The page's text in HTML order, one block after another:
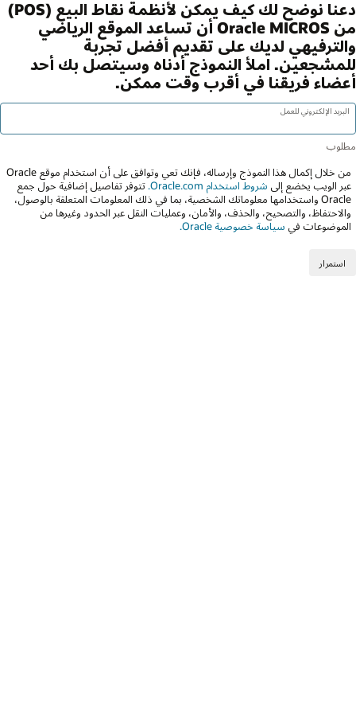
دعنا نوضح لك كيف يمكن لأنظمة نقاط البيع (POS)
من Oracle MICROS أن تساعد الموقع الرياضي
والترفيهي لديك على تقديم أفضل تجربة
للمشجعين. املأ النموذج أدناه وسيتصل بك أحد
أعضاء فريقنا في أقرب وقت ممكن.
البريد الإلكتروني للعمل
من خلال إكمال هذا النموذج وإرساله، فإنك تعي وتوافق على أن استخدام موقع Oracle
عبر الويب يخضع إلى شروط استخدام Oracle.com.
تتوفر تفاصيل إضافية حول جمع
Oracle واستخدامها معلوماتك الشخصية، بما في ذلك المعلومات المتعلقة بالوصول،
والاحتفاظ، والتصحيح، والحذف، والأمان، وعمليات النقل عبر الحدود وغيرها من
الموضوعات في سياسة خصوصية Oracle.
استمرار